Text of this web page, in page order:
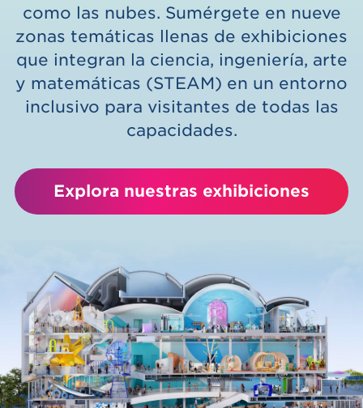
como las nubes. Sumérgete en nueve
zonas temáticas llenas de exhibiciones
que integran la ciencia, ingeniería, arte
y matemáticas (STEAM) en un entorno
inclusivo para visitantes de todas las
capacidades.
Explora nuestras exhibiciones